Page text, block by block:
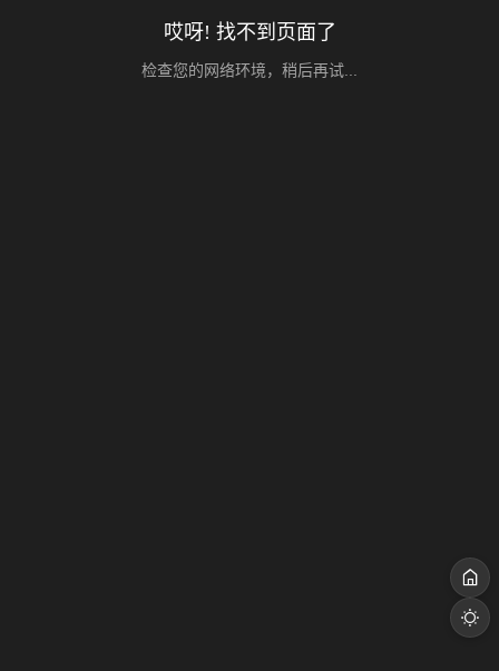
哎呀! 找不到页面了
检查您的网络环境，稍后再试...